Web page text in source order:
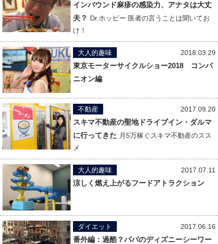
インバウンド麻疹の感染力、アナタは大丈
夫？ Dr.ホッピー 医者の言うことは聞いてお
け！
2018.03.29
大人的趣味
東京モーターサイクルショー2018 コンパ
ニオン編
2017.09.20
不動産
スキマ不動産の聖地ドライブイン・ダルマ
に行ってきた 月5万稼ぐスキマ不動産のスス
メ
2017.07.11
大人的趣味
涼しく燃え上がるフードアトラクション
2017.06.16
ダイエット
番外編：過酷？パパのディズニーシーワー